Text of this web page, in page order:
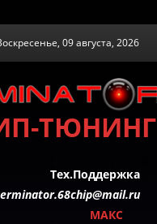
09 августа, 2026
ТЮНИНГ
Тех.Поддержка
МАКС